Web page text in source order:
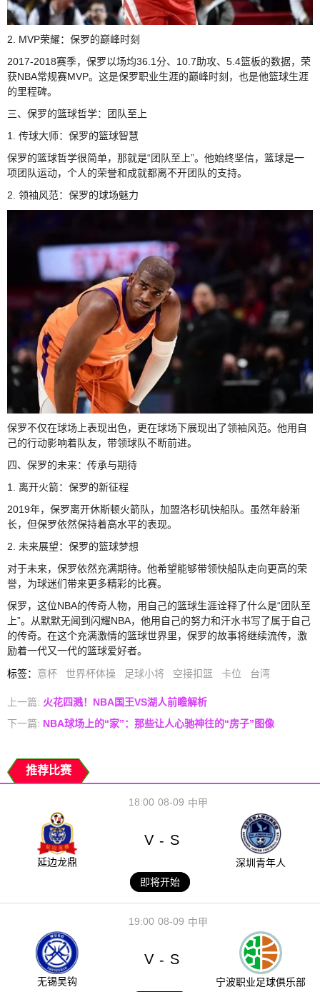
2. MVP荣耀：保罗的巅峰时刻
2017-2018赛季，保罗以场均36.1分、10.7助攻、5.4篮板的数据，荣
获NBA常规赛MVP。这是保罗职业生涯的巅峰时刻，也是他篮球生涯
的里程碑。
三、保罗的篮球哲学：团队至上
1. 传球大师：保罗的篮球智慧
保罗的篮球哲学很简单，那就是“团队至上”。他始终坚信，篮球是一
项团队运动，个人的荣誉和成就都离不开团队的支持。
2. 领袖风范：保罗的球场魅力
保罗不仅在球场上表现出色，更在球场下展现出了领袖风范。他用自
己的行动影响着队友，带领球队不断前进。
四、保罗的未来：传承与期待
1. 离开火箭：保罗的新征程
2019年，保罗离开休斯顿火箭队，加盟洛杉矶快船队。虽然年龄渐
长，但保罗依然保持着高水平的表现。
2. 未来展望：保罗的篮球梦想
对于未来，保罗依然充满期待。他希望能够带领快船队走向更高的荣
誉，为球迷们带来更多精彩的比赛。
保罗，这位NBA的传奇人物，用自己的篮球生涯诠释了什么是“团队至
上”。从默默无闻到闪耀NBA，他用自己的努力和汗水书写了属于自己
的传奇。在这个充满激情的篮球世界里，保罗的故事将继续流传，激
励着一代又一代的篮球爱好者。
标签： 意杯 世界杯体操 足球小将 空接扣篮 卡位 台湾
上一篇: 火花四溅！NBA国王VS湖人前瞻解析
下一篇: NBA球场上的“家”：那些让人心驰神往的“房子”图像
推荐比赛
08-09
18:00 中甲
延边龙鼎
V - S
深圳青年人
即将开始
08-09
19:00 中甲
无锡吴钩
V - S
宁波职业足球俱乐部